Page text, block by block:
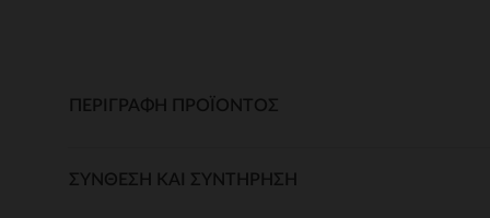
ΠΕΡΙΓΡΑΦΉ ΠΡΟΪΌΝΤΟΣ
ΣΎΝΘΕΣΗ ΚΑΙ ΣΥΝΤΉΡΗΣΗ